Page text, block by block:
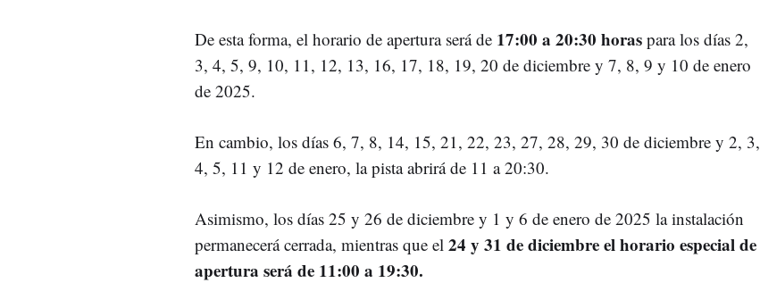
De esta forma, el horario de apertura será de 17:00 a 20:30 horas para los días 2,
3, 4, 5, 9, 10, 11, 12, 13, 16, 17, 18, 19, 20 de diciembre y 7, 8, 9 y 10 de enero
de 2025.
En cambio, los días 6, 7, 8, 14, 15, 21, 22, 23, 27, 28, 29, 30 de diciembre y 2, 3,
4, 5, 11 y 12 de enero, la pista abrirá de 11 a 20:30.
Asimismo, los días 25 y 26 de diciembre y 1 y 6 de enero de 2025 la instalación
permanecerá cerrada, mientras que el 24 y 31 de diciembre el horario especial de
apertura será de 11:00 a 19:30.